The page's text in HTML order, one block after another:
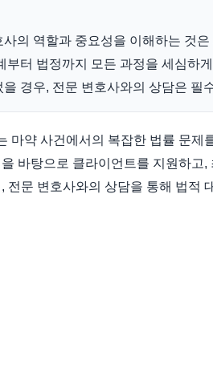
의 역할과 중요성을 이해하는 것
부터 법정까지 모든 과정을 세심하
경우, 전문 변호사와의 상담은 필
마약 사건에서의 복잡한 법률 문제
바탕으로 클라이언트를 지원하고
전문 변호사와의 상담을 통해 법적